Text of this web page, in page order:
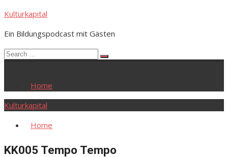
Skip
content
Kulturkapital
Ein Bildungspodcast mit Gästen
Search
Search
Home
Kulturkapital
Home
KK005 Tempo Tempo